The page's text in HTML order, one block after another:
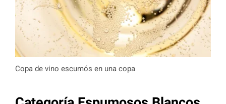
Copa de vino escumós en una copa